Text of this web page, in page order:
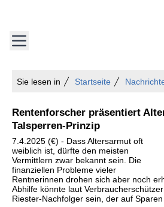
Sie lesen in Startseite
Rentenforscher präsentiert
Talsperren-Prinzip
7.4.2025 (€) - Dass Altersarmut oft
weiblich ist, dürfte den meisten
Vermittlern zwar bekannt sein. Die
finanziellen Probleme vieler
Rentnerinnen drohen sich aber noch
Abhilfe könnte laut
Riester-Nachfolger sein, der auf Sparen